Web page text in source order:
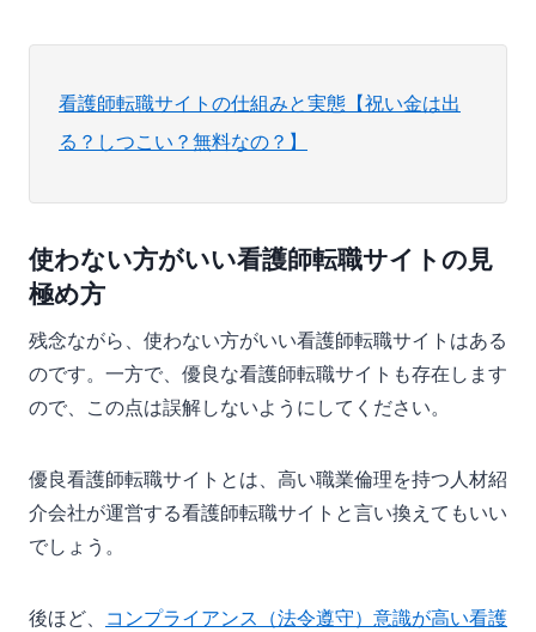
看護師転職サイトの仕組みと実態【祝い金は出
る？しつこい？無料なの？】
使わない方がいい看護師転職サイトの見
極め方
残念ながら、使わない方がいい看護師転職サイトはある
のです。一方で、優良な看護師転職サイトも存在します
ので、この点は誤解しないようにしてください。
優良看護師転職サイトとは、高い職業倫理を持つ人材紹
介会社が運営する看護師転職サイトと言い換えてもいい
でしょう。
後ほど、
コンプライアンス（法令遵守）意識が高い看護